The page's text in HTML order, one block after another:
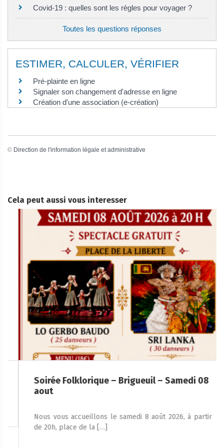
Covid-19 : quelles sont les règles pour voyager ?
Toutes les questions réponses
ESTIMER, CALCULER, VÉRIFIER
Pré-plainte en ligne
Signaler son changement d'adresse en ligne
Création d'une association (e-création)
© Direction de l'information légale et administrative
Cela peut aussi vous interesser
Soirée Folklorique – Brigueuil – Samedi 08
aout
Nous vous accueillons le samedi 8 août 2026, à partir
de 20h, place de la […]